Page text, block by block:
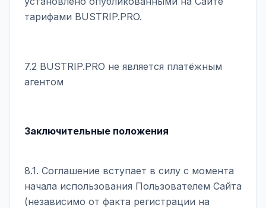
тарифами BUSTRIP.PRO.
7.2 BUSTRIP.PRO не является платёжным
агентом
Заключительные положения
8.1. Соглашение вступает в силу с момента
начала использования Пользователем Сайта
(независимо от факта регистрации на